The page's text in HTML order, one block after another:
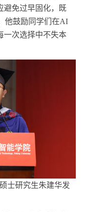
避免过早固化，既
他鼓励同学们在AI
一次选择中不失本
士研究生朱建华发